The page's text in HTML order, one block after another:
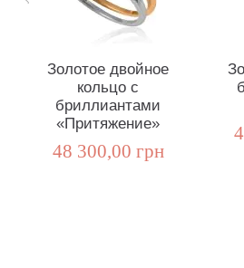
Золотое двойное
кольцо с
бриллиантами
«Притяжение»
48 300,00 грн